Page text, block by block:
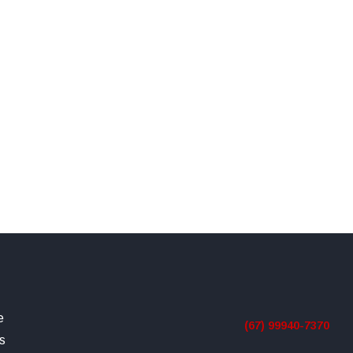
(67) 99940-7370